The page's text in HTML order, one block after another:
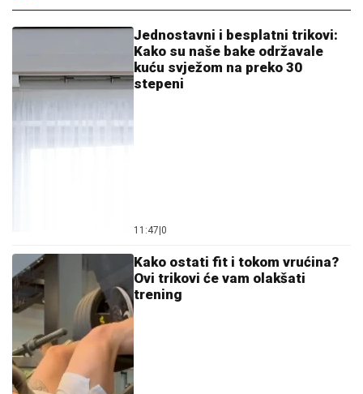
Jednostavni i besplatni trikovi:
Kako su naše bake održavale
kuću svježom na preko 30
stepeni
11:47 0
Kako ostati fit i tokom vrućina?
Ovi trikovi će vam olakšati
trening